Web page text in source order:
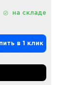
на складе
в 1 клик